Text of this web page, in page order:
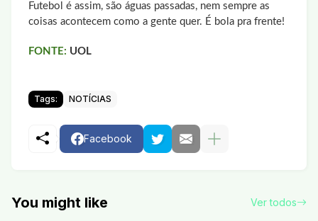
Futebol é assim, são águas passadas, nem sempre as
coisas acontecem como a gente quer. É bola pra frente!
FONTE: UOL
Tags: NOTÍCIAS
Facebook
You might like Ver todos